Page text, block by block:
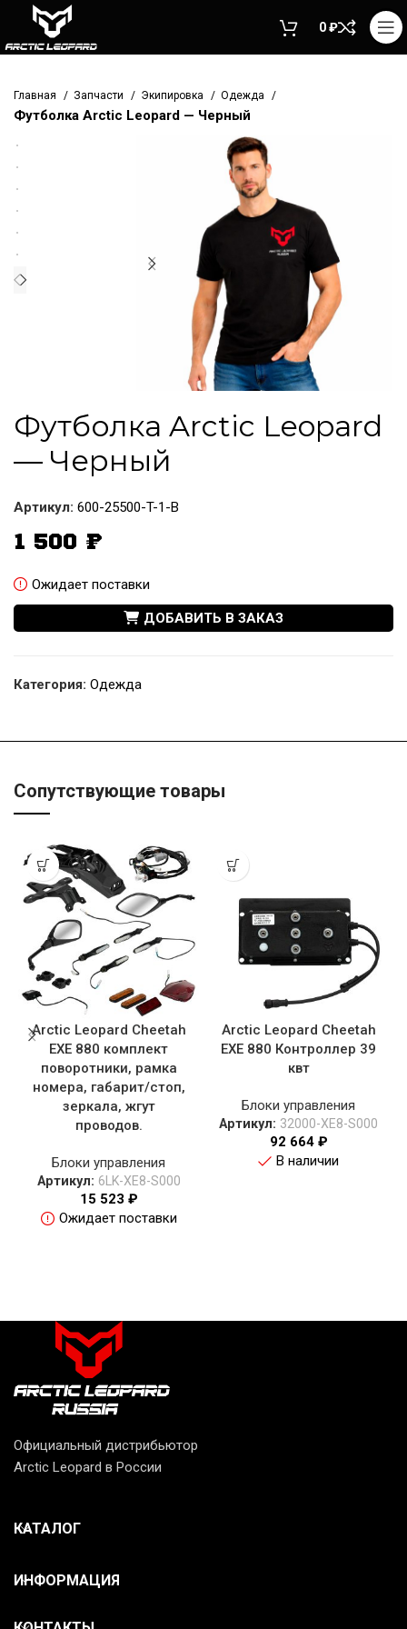
0₽
Главная Запчасти Экипировка Одежда
Футболка Arctic Leopard — Черный
Футболка Arctic Leopard
— Черный
Артикул: 600-25500-T-1-B
1 500 ₽
Ожидает поставки
ДОБАВИТЬ В ЗАКАЗ
Категория: Одежда
Сопутствующие товары
Arctic Leopard Cheetah
EXE 880 комплект
поворотники, рамка
номера, габарит/стоп,
зеркала, жгут
проводов.
Блоки управления
Артикул: 6LK-XE8-S000
15 523 ₽
Ожидает поставки
Arctic Leopard Cheetah
EXE 880 Контроллер 39
квт
Блоки управления
Артикул: 32000-XE8-S000
92 664 ₽
В наличии
Официальный дистрибьютор
Arctic Leopard в России
КАТАЛОГ
ИНФОРМАЦИЯ